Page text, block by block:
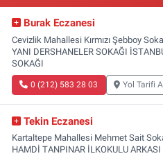
Burak Eczanesi
Cevizlik Mahallesi Kırmızı Şebboy
YANI DERSHANELER SOKAĞI
SOKAĞI
0 (212) 583 28 03 Yol Tarifi Al
Tekin Eczanesi
Kartaltepe Mahallesi Mehmet Sait
HAMDİ TANPINAR İLKOKULU ARKASI